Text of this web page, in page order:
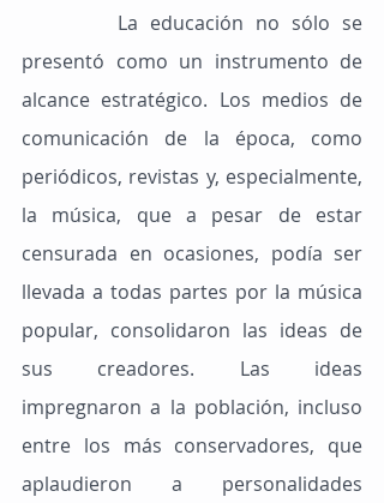
presentó como un instrumento de
alcance estratégico. Los medios de
comunicación de la época, como
periódicos, revistas y, especialmente,
la música, que a pesar de estar
censurada en ocasiones, podía ser
llevada a todas partes por la música
popular, consolidaron las ideas de
sus creadores. Las ideas
impregnaron a la población, incluso
entre los más conservadores, que
aplaudieron a personalidades